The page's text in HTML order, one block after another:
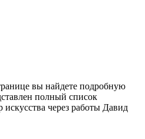
вы найдете подробную
полный список
через работы Давид